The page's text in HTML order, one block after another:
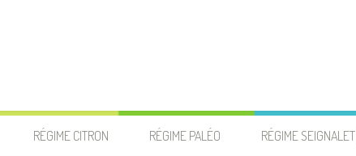
RÉGIME CITRON RÉGIME PALÉO RÉGIME SEIGNALET